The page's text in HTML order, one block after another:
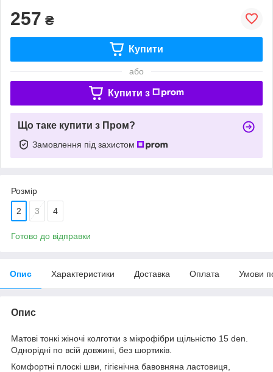
257 ₴
Купити
або
Купити з
Що таке купити з Пром?
Замовлення під захистом
Розмір
2 3 4
Готово до відправки
Опис Характеристики Доставка Оплата Умови
Опис
Матові тонкі жіночі колготки з мікрофібри щільністю 15 den.
Однорідні по всій довжині, без шортиків.
Комфортні плоскі шви, гігієнічна бавовняна ластовиця,